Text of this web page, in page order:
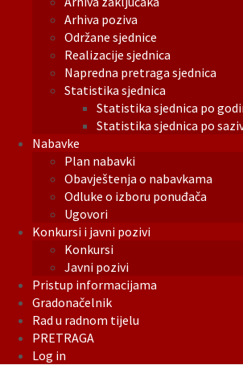
Arhiva poziva
Održane sjednice
Realizacije sjednica
Napredna pretraga sjednica
Statistika sjednica
Statistika sjednica po
Statistika sjednica po
Nabavke
Plan nabavki
Obavještenja o nabavkama
Odluke o izboru ponuđača
Ugovori
Konkursi i javni pozivi
Konkursi
Javni pozivi
Pristup informacijama
Gradonačelnik
Rad u radnom tijelu
PRETRAGA
Log in